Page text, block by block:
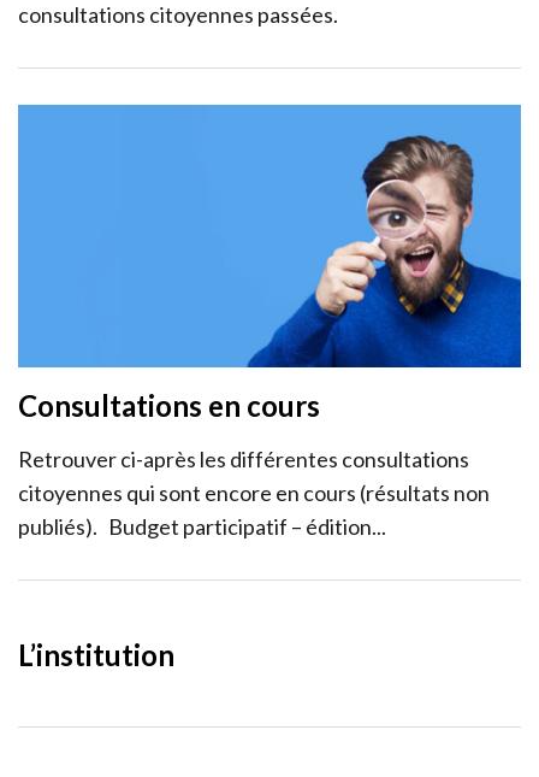
consultations citoyennes passées.
Consultations en cours
Retrouver ci-après les différentes consultations
citoyennes qui sont encore en cours (résultats non
publiés). Budget participatif – édition...
L’institution